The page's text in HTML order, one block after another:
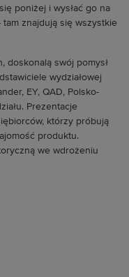
poniżej i wysłać go na
znajdują się wszystkie
doskonalą swój pomysł
wydziałowej
EY, QAD, Polsko-
Prezentacje
którzy próbują
produktu.
we wdrożeniu